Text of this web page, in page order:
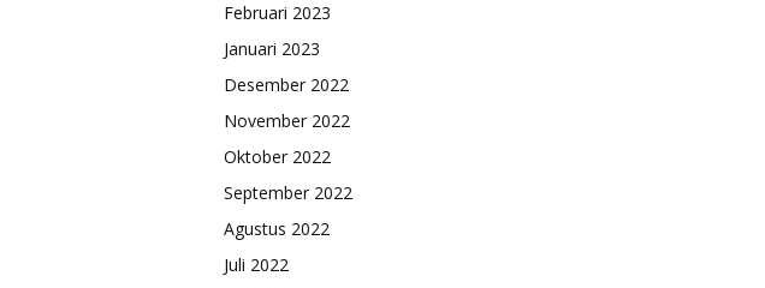
Februari 2023
Januari 2023
Desember 2022
November 2022
Oktober 2022
September 2022
Agustus 2022
Juli 2022